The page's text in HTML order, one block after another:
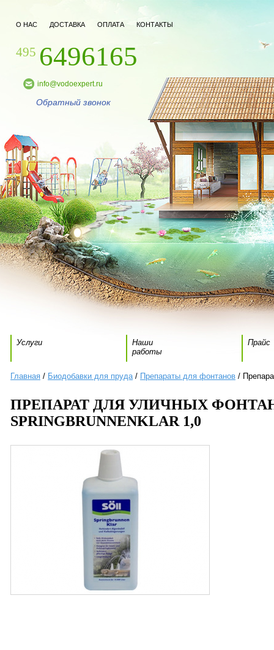
О НАС ДОСТАВКА ОПЛАТА КОНТАКТЫ
495 6496165
info@vodoexpert.ru
Обратный звонок
Услуги
Наши
работы
Прайс
Главная / Биодобавки для пруда/ Препараты для фонтанов /
ПРЕПАРАТ ДЛЯ УЛИЧНЫХ
SPRINGBRUNNENKLAR 1,0